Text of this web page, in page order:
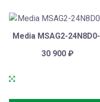
Media MSAG2-24N8D0-I
30 900 ₽